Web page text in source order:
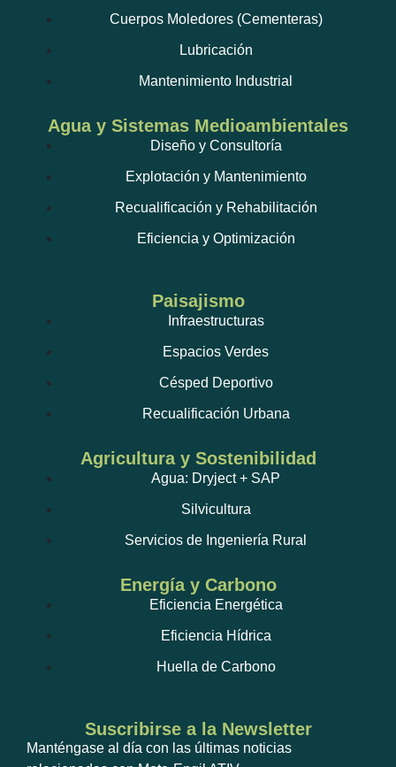
Cuerpos Moledores (Cementeras)
Lubricación
Mantenimiento Industrial
Agua y Sistemas Medioambientales
Diseño y Consultoría
Explotación y Mantenimiento
Recualificación y Rehabilitación
Eficiencia y Optimización
Paisajismo
Infraestructuras
Espacios Verdes
Césped Deportivo
Recualificación Urbana
Agricultura y Sostenibilidad
Agua: Dryject + SAP
Silvicultura
Servicios de Ingeniería Rural
Energía y Carbono
Eficiencia Energética
Eficiencia Hídrica
Huella de Carbono
Suscribirse a la Newsletter
Manténgase al día con las últimas noticias